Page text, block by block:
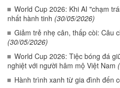
World Cup 2026: Khi AI "chạm
nhất hành tinh (30/05/2026)
Giảm trẻ nhẹ cân, thấp còi: Câu
(30/05/2026)
World Cup 2026: Tiệc bóng đá
nghiệt với người hâm mộ Việt Nam
Hành trình xanh từ gia đình đến